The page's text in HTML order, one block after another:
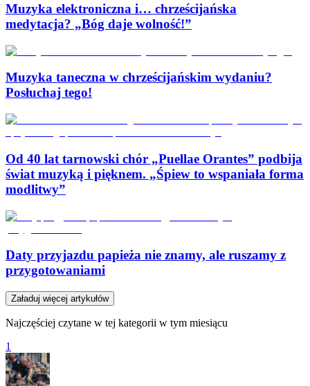
Muzyka elektroniczna i… chrześcijańska
medytacja? „Bóg daje wolność!”
Muzyka taneczna w chrześcijańskim wydaniu?
Posłuchaj tego!
Od 40 lat tarnowski chór „Puellae Orantes” podbija
świat muzyką i pięknem. „Śpiew to wspaniała forma
modlitwy”
Daty przyjazdu papieża nie znamy, ale ruszamy z
przygotowaniami
Załaduj więcej artykułów
Najczęściej czytane w tej kategorii w tym miesiącu
1